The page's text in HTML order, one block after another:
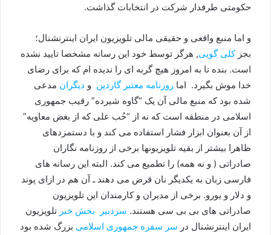
حکومتی طرفدار شرکت در انتخابات گذاشت.
و اما منبع واقعی و حقیقی مالی تلویزیون ایران اینترنشنال؛
بجزکلی گویی, هرگز توسط خود این رسانه مشخصا تایید نشده
است. بنده تا به امروز هیچ گربه ای را ندیده ام که برای رضای
خدا موش بگیرد. اما روزنامه معتبر گاردین و دیگران مدعی
شده بود که منبع مالی آن یک “گاوه شیرده” رقیب جمهوری
اسلامی در منطقه است که نه از “حُب علی که از بغض معاویه”
از آن بعنوان ابزار فشار استفاده می کند و با دستمزدهای
ظاهرا بیشتر از بقیه تلویزیونها برخی از روزنامه نگاران
صادراتی ( و نه همه) را تطمیع می کند. البته این رسانه های
فارسی زبان به یکدیگر نان قرض می دهند ـ آن هم در ازای پوند
و دلار و یورو. برخی از مدیران و کارمندان این تلویزیون
صادراتی های بی بی سی هستند. سردبیر بخش خبر تلویزیون
ایران اینترنشنال در سر سفره جمهوری اسلامی بزرگ شده بود